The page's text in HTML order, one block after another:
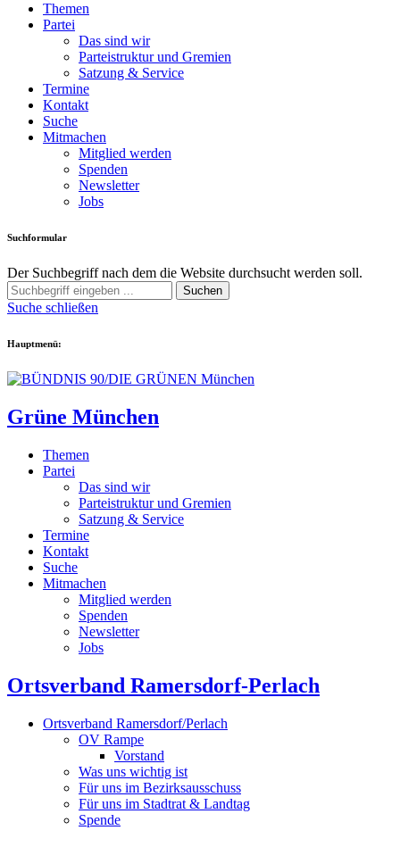
Themen
Partei
Das sind wir
Parteistruktur und Gremien
Satzung & Service
Termine
Kontakt
Suche
Mitmachen
Mitglied werden
Spenden
Newsletter
Jobs
Suchformular
Der Suchbegriff nach dem die Website durchsucht werden soll.
Suchen
Suche schließen
Hauptmenü:
Grüne München
Themen
Partei
Das sind wir
Parteistruktur und Gremien
Satzung & Service
Termine
Kontakt
Suche
Mitmachen
Mitglied werden
Spenden
Newsletter
Jobs
Ortsverband Ramersdorf-Perlach
Ortsverband Ramersdorf/Perlach
OV Rampe
Vorstand
Was uns wichtig ist
Für uns im Bezirksausschuss
Für uns im Stadtrat & Landtag
Spende